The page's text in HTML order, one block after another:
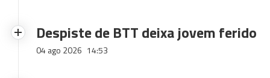
Despiste de BTT deixa jovem ferido
04 ago 2026 14:53